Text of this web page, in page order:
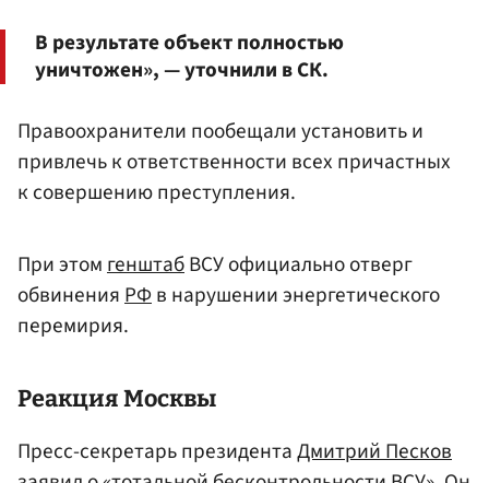
В результате объект полностью
уничтожен», — уточнили в СК.
Правоохранители пообещали установить и
привлечь к ответственности всех причастных
к совершению преступления.
При этомгенштабВСУ официально отверг
обвиненияРФв нарушении энергетического
перемирия.
РеакцияМосквы
Пресс-секретарь президентаДмитрий Песков